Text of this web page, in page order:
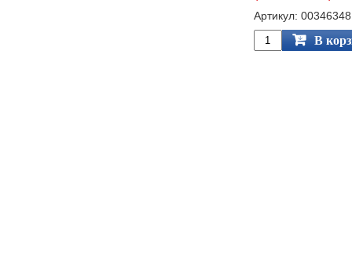
Артикул: 00346348
В